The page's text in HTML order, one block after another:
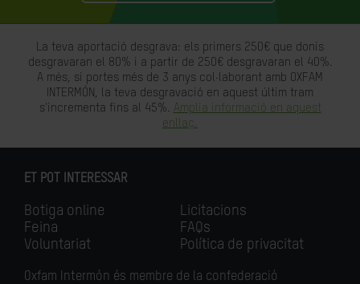
La teva aportació desgrava: els primers 250€ que donis
desgravaran el 80% i a partir de 250€ desgravaran el 40%.
A més, si portes més de 3 anys col·laborant amb OXFAM
INTERMÓN, la teva desgravació en aquest últim tram
s'incrementa fins al 45%. Amplia informació en aquest
enllaç.
ET POT INTERESSAR
Botiga online
Feina
Voluntariat
Licitacions
FAQs
Política de privacitat
Oxfam Intermón és membre de la confederació